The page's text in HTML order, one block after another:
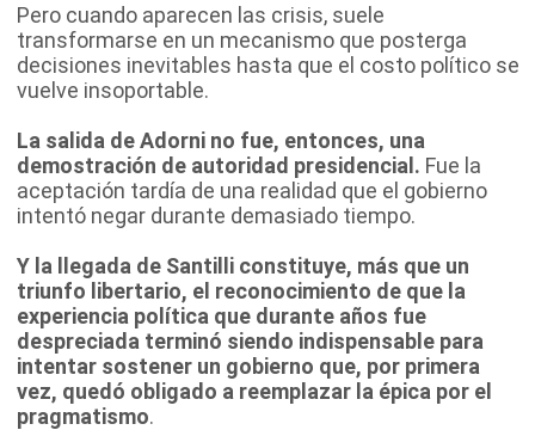
Pero cuando aparecen las crisis, suele
transformarse en un mecanismo que posterga
decisiones inevitables hasta que el costo político se
vuelve insoportable.
La salida de Adorni no fue, entonces, una
demostración de autoridad presidencial. Fue la
aceptación tardía de una realidad que el gobierno
intentó negar durante demasiado tiempo.
Y la llegada de Santilli constituye, más que un
triunfo libertario, el reconocimiento de que la
experiencia política que durante años fue
despreciada terminó siendo indispensable para
intentar sostener un gobierno que, por primera
vez, quedó obligado a reemplazar la épica por el
pragmatismo.